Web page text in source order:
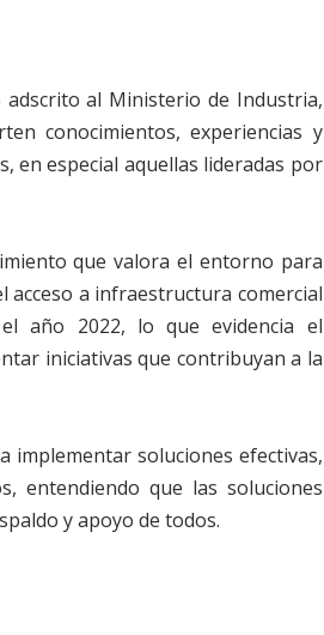
adscrito al Ministerio de Industria,
conocimientos, experiencias y
en especial aquellas lideradas por
que valora el entorno para
acceso a infraestructura comercial
año 2022, lo que evidencia el
iniciativas que contribuyan a la
implementar soluciones efectivas,
entendiendo que las soluciones
y apoyo de todos.